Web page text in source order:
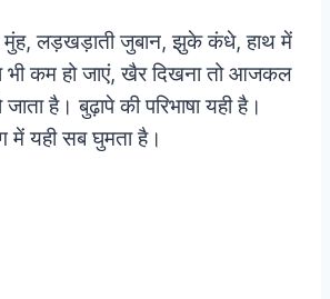
मुंह, लड़खड़ाती जुबान, झुके कंधे, हाथ में
भी कम हो जाएं, खैर दिखना तो आजकल
है। बुढ़ापे की परिभाषा यही है।
में यही सब घुमता है।